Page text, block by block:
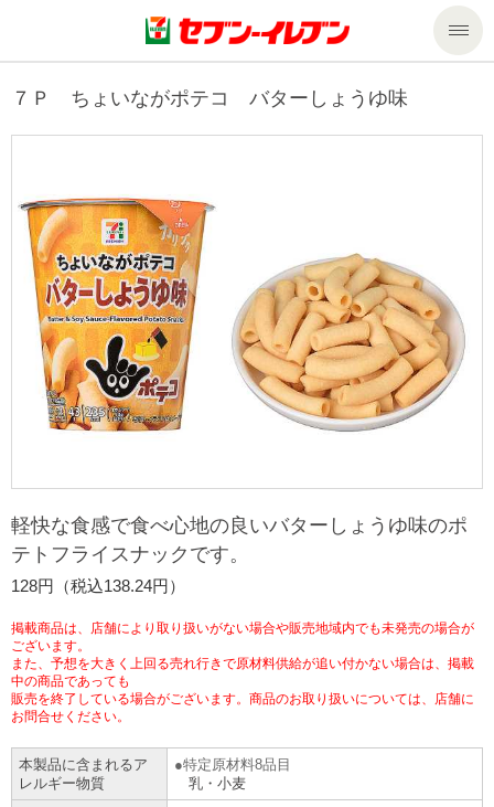
商品のご案内
今週の新商品
来週の新商品
商品カテゴリ一覧
セブンプレミアム
ギフト
プリペイドカード・金券
ニンテンドー・ダウンロードカード
サービス
サービストップ
nanacoトップ
マルチコピー機でできること
コピー
プリント
スキャン
ファクス
チケット
宅配便
切手・はがき・印紙
セブン銀行ATM
ご利用可能なお支払い方法
各種料金のお支払い
チケットサービス
セブンチケット
チケットぴあ
イープラス
CNプレイガイド
セブン‐イレブンでお受取り
タワーレコード
セブンネットショッピング
停電時のサービス停止のお知らせ
企業情報
企業情報トップ
ニュースリリース
企業理念
会社概要
貸借対照表・損益計算書
沿革
国内店舗数
私たちの取組み
サステナビリティ
セブン＆アイ・ホールディングスの重点課題
サステナビリティ活動基本方針
サステナビリティ推進体制
GREEN CHALLENGE 2050
4VISIONS
加盟店オーナー募集
店舗検索
ネットショッピング
お問い合わせ
Language
English (Corporate)
７Ｐ ちょいながポテコ バターしょうゆ味
軽快な食感で食べ心地の良いバターしょうゆ味のポ
テトフライスナックです。
128円（税込138.24円）
掲載商品は、店舗により取り扱いがない場合や販売地域内でも未発売の場合が
ございます。
また、予想を大きく上回る売れ行きで原材料供給が追い付かない場合は、掲載
中の商品であっても
販売を終了している場合がございます。商品のお取り扱いについては、店舗に
お問合せください。
本製品に含まれるア
レルギー物質
特定原材料8品目
乳・小麦